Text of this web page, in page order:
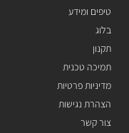
טיפים ומידע
בלוג
תקנון
תמיכה טכנית
מדיניות פרטיות
הצהרת נגישות
צור קשר